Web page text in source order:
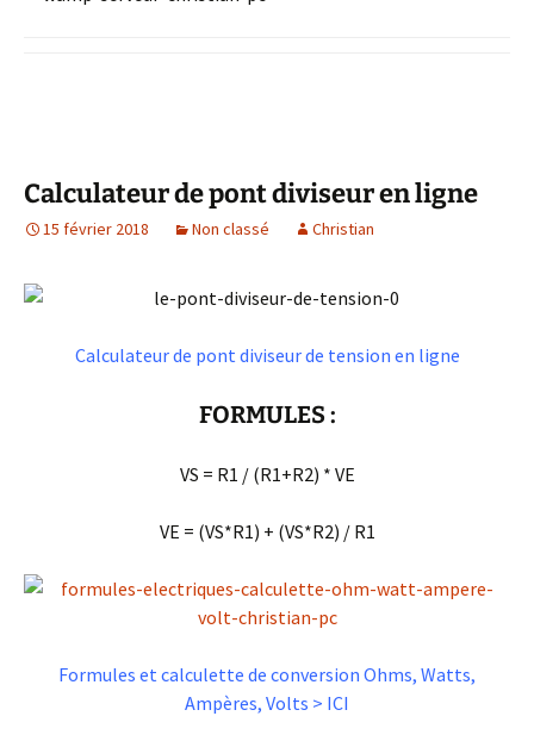
Calculateur de pont diviseur en ligne
15 février 2018 Non classé Christian
Calculateur de pont diviseur de tension en ligne
FORMULES :
VS = R1 / (R1+R2) * VE
VE = (VS*R1) + (VS*R2) / R1
Formules et calculette de conversion Ohms, Watts,
Ampères, Volts > ICI